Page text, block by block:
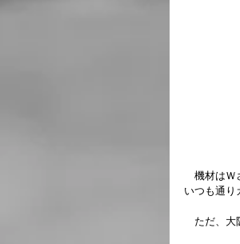
機材はＷ
いつも通り
ただ、大